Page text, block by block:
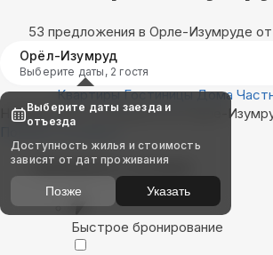
53 предложения в Орле-Изумруде oт
Орёл-Изумруд
Выберите даты, 2 гостя
Квартиры Гостиницы Дома
Найдём, где остановиться в Орле-
Показать на карте
Выбирайте лучшее
Быстрое бронирование
Выберите даты заезда и
отъезда
Доступность жилья и стоимость
зависят от дат проживания
Позже Указать